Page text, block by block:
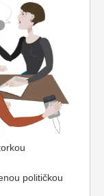
političkou